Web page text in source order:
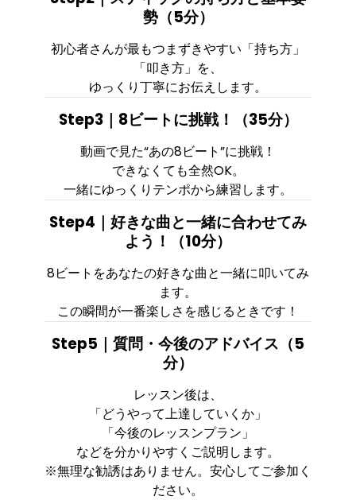
勢（5分）
初心者さんが最もつまずきやすい「持ち方」
「叩き方」を、
ゆっくり丁寧にお伝えします。
Step3｜8ビートに挑戦！（35分）
動画で見た“あの8ビート”に挑戦！
できなくても全然OK。
一緒にゆっくりテンポから練習します。
Step4｜好きな曲と一緒に合わせてみ
よう！（10分）
8ビートをあなたの好きな曲と一緒に叩いてみ
ます。
この瞬間が一番楽しさを感じるときです！
Step5｜質問・今後のアドバイス（5
分）
レッスン後は、
「どうやって上達していくか」
「今後のレッスンプラン」
などを分かりやすくご説明します。
※無理な勧誘はありません。安心してご参加く
ださい。